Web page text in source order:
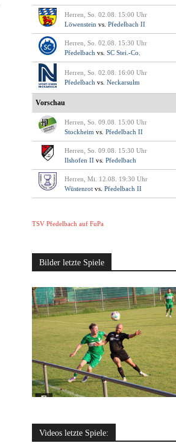
Herren, So. 02.08. 15:00 Uhr
Löwenstein vs. Pfedelbach II
Herren, So. 02.08. 15:30 Uhr
Pfedelbach vs. SC Stei.-Co.
Herren, So. 02.08. 16:00 Uhr
Pfedelbach vs. Neckarsulm
Vorschau
Herren, So. 09.08. 15:00 Uhr
Stockheim vs. Pfedelbach II
Herren, So. 09.08. 15:30 Uhr
Ilshofen II vs. Pfedelbach
Herren, Mi. 12.08. 19:30 Uhr
Wüstenrot vs. Pfedelbach II
TSV Pfedelbach auf FuPa
Bilder letzte Spiele
Videos letzte Spiele: